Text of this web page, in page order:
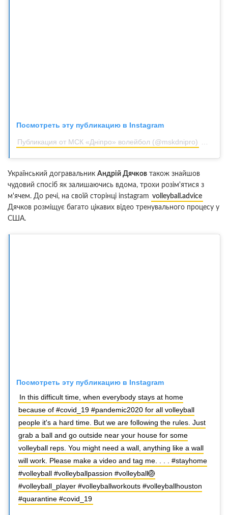
Посмотреть эту публикацию в Instagram
Публикация от МСК «Дніпро» волейбол (@mskdnipro)
Український догравальник Андрій Дячков також знайшов
чудовий спосіб як залишаючись вдома, трохи розім'ятися з
м'ячем. До речі, на своїй сторінці instagram volleyball.advice
Дячков розміщує багато цікавих відео тренувального процесу у
США.
Посмотреть эту публикацию в Instagram
In this difficult time, when everybody stays at home
because of #covid_19 #pandemic2020 for all volleyball
people it's a hard time. But we are following the rules. Just
grab a ball and go outside near your house for some
volleyball reps. You might need a wall, anything like a wall
will work. Please make a video and tag me. . . . #stayhome
#volleyball #volleyballpassion #volleyball🏐
#volleyball_player #volleyballworkouts #volleyballhouston
#quarantine #covid_19